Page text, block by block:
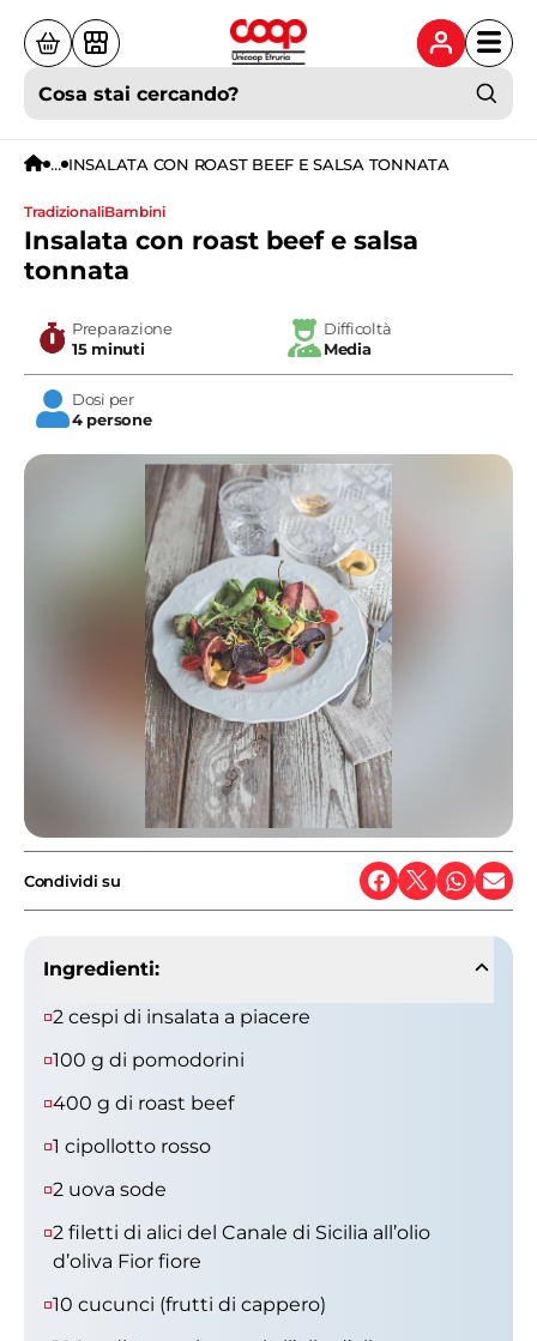
Cosa stai cercando?
... INSALATA CON ROAST BEEF E SALSA TONNATA
tradizionali bambini
Insalata con roast beef e salsa
tonnata
Preparazione
15 minuti
Difficoltà
Media
Dosi per
4 persone
Condividi su
Ingredienti:
2 cespi di insalata a piacere
100 g di pomodorini
400 g di roast beef
1 cipollotto rosso
2 uova sode
2 filetti di alici del Canale di Sicilia all’olio
d’oliva Fior fiore
10 cucunci (frutti di cappero)